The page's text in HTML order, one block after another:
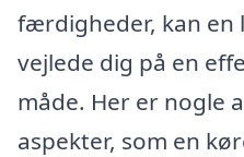
færdigheder, kan en
vejlede dig på en
måde. Her er nogle
aspekter, som en